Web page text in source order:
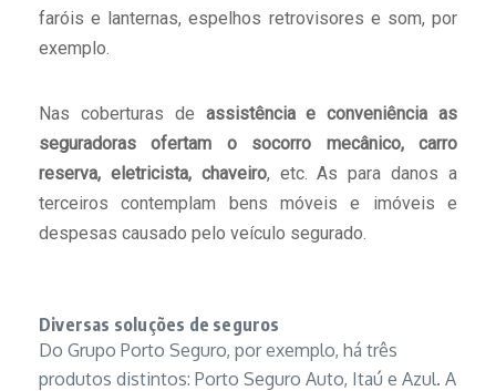
faróis e lanternas, espelhos retrovisores e som, por
exemplo.
Nas coberturas de assistência e conveniência as
seguradoras ofertam o socorro mecânico, carro
reserva, eletricista, chaveiro, etc. As para danos a
terceiros contemplam bens móveis e imóveis e
despesas causado pelo veículo segurado.
Diversas soluções de seguros
Do Grupo Porto Seguro, por exemplo, há três
produtos distintos: Porto Seguro Auto, Itaú e Azul. A